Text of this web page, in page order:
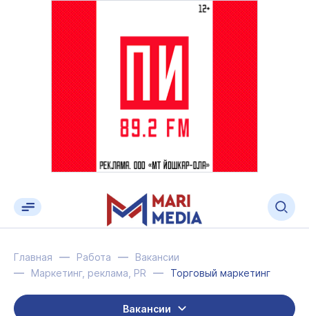
Главная Работа
Вакансии
Маркетинг, реклама, PR
Торговый маркетинг
Вакансии